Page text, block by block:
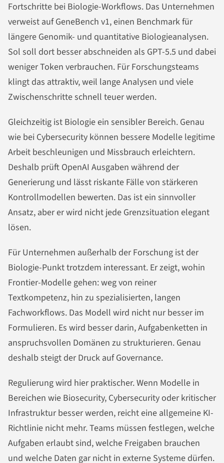
Fortschritte bei Biologie-Workflows. Das Unternehmen
verweist auf GeneBench v1, einen Benchmark für
längere Genomik- und quantitative Biologieanalysen.
Sol soll dort besser abschneiden als GPT-5.5 und dabei
weniger Token verbrauchen. Für Forschungsteams
klingt das attraktiv, weil lange Analysen und viele
Zwischenschritte schnell teuer werden.
Gleichzeitig ist Biologie ein sensibler Bereich. Genau
wie bei Cybersecurity können bessere Modelle legitime
Arbeit beschleunigen und Missbrauch erleichtern.
Deshalb prüft OpenAI Ausgaben während der
Generierung und lässt riskante Fälle von stärkeren
Kontrollmodellen bewerten. Das ist ein sinnvoller
Ansatz, aber er wird nicht jede Grenzsituation elegant
lösen.
Für Unternehmen außerhalb der Forschung ist der
Biologie-Punkt trotzdem interessant. Er zeigt, wohin
Frontier-Modelle gehen: weg von reiner
Textkompetenz, hin zu spezialisierten, langen
Fachworkflows. Das Modell wird nicht nur besser im
Formulieren. Es wird besser darin, Aufgabenketten in
anspruchsvollen Domänen zu strukturieren. Genau
deshalb steigt der Druck auf Governance.
Regulierung wird hier praktischer. Wenn Modelle in
Bereichen wie Biosecurity, Cybersecurity oder kritischer
Infrastruktur besser werden, reicht eine allgemeine KI-
Richtlinie nicht mehr. Teams müssen festlegen, welche
Aufgaben erlaubt sind, welche Freigaben brauchen
und welche Daten gar nicht in externe Systeme dürfen.